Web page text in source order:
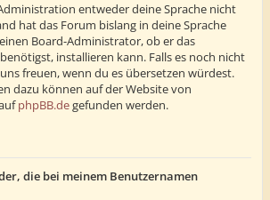
entweder deine Sprache nicht
hat das Forum bislang in deine Sprache
Board-Administrator, ob er das
installieren kann. Falls es noch nicht
freuen, wenn du es übersetzen würdest.
dazu können auf der Website von
phpBB.degefunden werden.
die bei meinem Benutzernamen